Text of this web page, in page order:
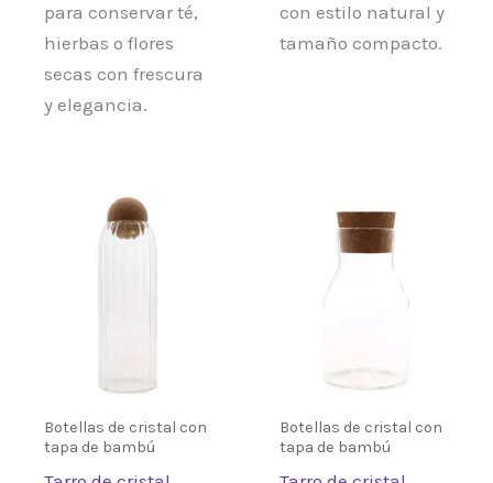
para conservar té,
hierbas o flores
secas con frescura
y elegancia.
con estilo natural y
tamaño compacto.
Botellas de cristal con
tapa de bambú
Botellas de cristal con
tapa de bambú